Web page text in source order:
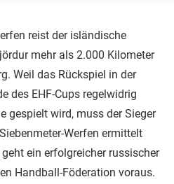
reist der isländische
mehr als 2.000 Kilometer
Weil das Rückspiel in der
des EHF-Cups regelwidrig
gespielt wird, muss der Sieger
Werfen ermittelt
ein erfolgreicher russischer
Handball-Föderation voraus.